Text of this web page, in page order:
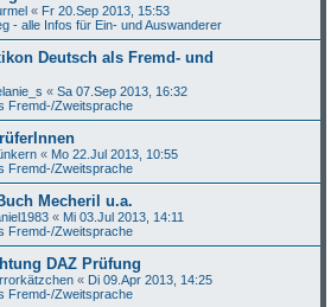
« Fr 20.Sep 2013, 15:53
- alle Infos für Ein- und Auswanderer
Deutsch als Fremd- und
«Sa 07.Sep 2013, 16:32
Fremd-/Zweitsprache
« Mo 22.Jul 2013, 10:55
Fremd-/Zweitsprache
Mecheril u.a.
« Mi 03.Jul 2013, 14:11
Fremd-/Zweitsprache
DAZ Prüfung
« Di 09.Apr 2013, 14:25
Fremd-/Zweitsprache